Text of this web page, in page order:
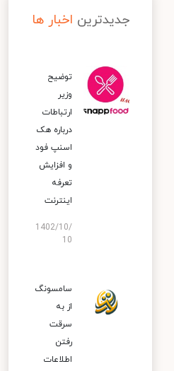
جدیدترین اخبار ها
توضیح
وزیر
ارتباطات
درباره هک
اسنپ‌ فود
و افزایش
تعرفه
اینترنت
1402/10/
10
سامسونگ
از به
سرقت
رفتن
اطلاعات